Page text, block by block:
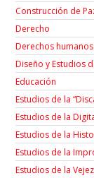
Construcción de
Derecho
Derechos humanos
Diseño y Estudios
Educación
Estudios de la
Estudios de la
Estudios de la
Estudios de la
Estudios de la Vejez